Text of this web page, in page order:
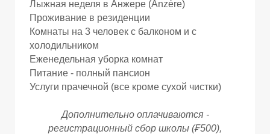
Лыжная неделя в Анжере (Anzère)
Проживание в резиденции
Комнаты на 3 человек с балконом и с
холодильником
Еженедельная уборка комнат
Питание - полный пансион
Услуги прачечной (все кроме сухой чистки)
Дополнительно оплачиваются -
регистрационный сбор школы (₣500),